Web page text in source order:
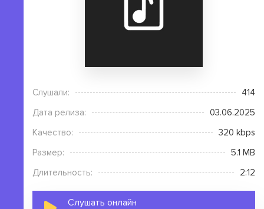
Слушали:
414
Дата релиза:
03.06.2025
Качество:
320 kbps
Размер:
5.1 MB
Длительность:
2:12
Слушать онлайн